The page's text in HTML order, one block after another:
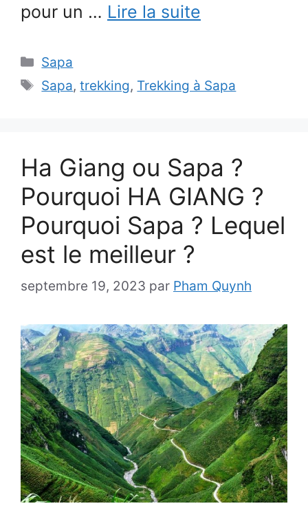
pour un … Lire la suite
Catégories
Sapa
Étiquettes
Sapa,trekking, Trekking à Sapa
Ha Giang ou Sapa ?
Pourquoi HA GIANG ?
Pourquoi Sapa ? Lequel
est le meilleur ?
septembre 19, 2023 par Pham Quynh